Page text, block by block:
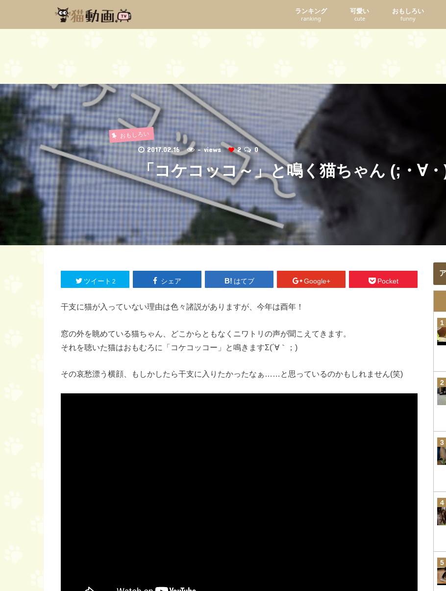
ランキング
ranking
可愛い
cute
おもしろい
funny
おもしろい
2017.02.16 - views 2 0
「コケコッコ～」と鳴く猫ちゃん (;・∀
ツイート 2 シェア はてブ Google+ Pocket
干支に猫が入っていない理由は色々諸説がありますが、今年は酉年！
窓の外を眺めている猫ちゃん、どこからともなくニワトリの声が聞こえてきます。
それを聴いた猫はおもむろに「コケコッコー」と鳴きますΣ(´∀｀；)
その哀愁漂う横顔、もしかしたら干支に入りたかったなぁ……と思っているのかもしれません(笑)
1
2
3
4
5